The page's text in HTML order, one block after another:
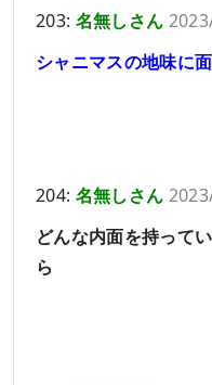
203: 名無しさん
シャニマスの地味に
204: 名無しさん
どんな内面を持って
ら